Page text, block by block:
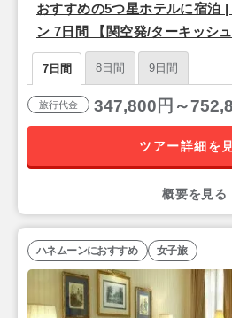
おすすめの5つ星ホテルに宿泊
ン 7日間 【関空発/ターキッシ
7日間 8日間 9日間
旅行代金 347,800円～
ツアー詳細を
概要を見る
ハネムーンにおすすめ 女子旅